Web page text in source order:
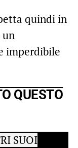
quindi in
un
imperdibile
QUESTO
SUOI